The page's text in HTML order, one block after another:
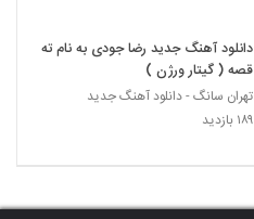
دانلود آهنگ جدید رضا جودی به نام ته
قصه ( گیتار ورژن )
تهران سانگ - دانلود آهنگ جدید
۱۸۹ بازدید